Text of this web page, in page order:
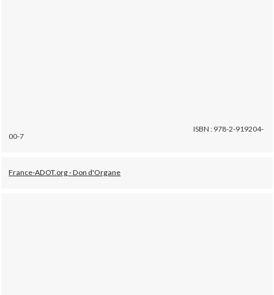
ISBN : 978-2-919204-
00-7
France-ADOT.org - Don d'Organe